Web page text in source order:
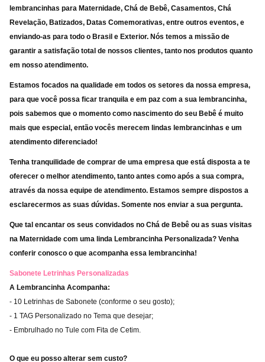
lembrancinhas para Maternidade, Chá de Bebê, Casamentos, Chá
Revelação, Batizados, Datas Comemorativas, entre outros eventos, e
enviando-as para todo o Brasil e Exterior. Nós temos a missão de
garantir a satisfação total de nossos clientes, tanto nos produtos quanto
em nosso atendimento.
Estamos focados na qualidade em todos os setores da nossa empresa,
para que você possa ficar tranquila e em paz com a sua lembrancinha,
pois sabemos que o momento como nascimento do seu Bebê é muito
mais que especial, então vocês merecem lindas lembrancinhas e um
atendimento diferenciado!
Tenha tranquilidade de comprar de uma empresa que está disposta a te
oferecer o melhor atendimento, tanto antes como após a sua compra,
através da nossa equipe de atendimento. Estamos sempre dispostos a
esclarecermos as suas dúvidas. Somente nos enviar a sua pergunta.
Que tal encantar os seus convidados no Chá de Bebê ou as suas visitas
na Maternidade com uma linda Lembrancinha Personalizada? Venha
conferir conosco o que acompanha essa lembrancinha!
Sabonete Letrinhas Personalizadas
A Lembrancinha Acompanha:
- 10 Letrinhas de Sabonete (conforme o seu gosto);
- 1 TAG Personalizado no Tema que desejar;
- Embrulhado no Tule com Fita de Cetim.
O que eu posso alterar sem custo?